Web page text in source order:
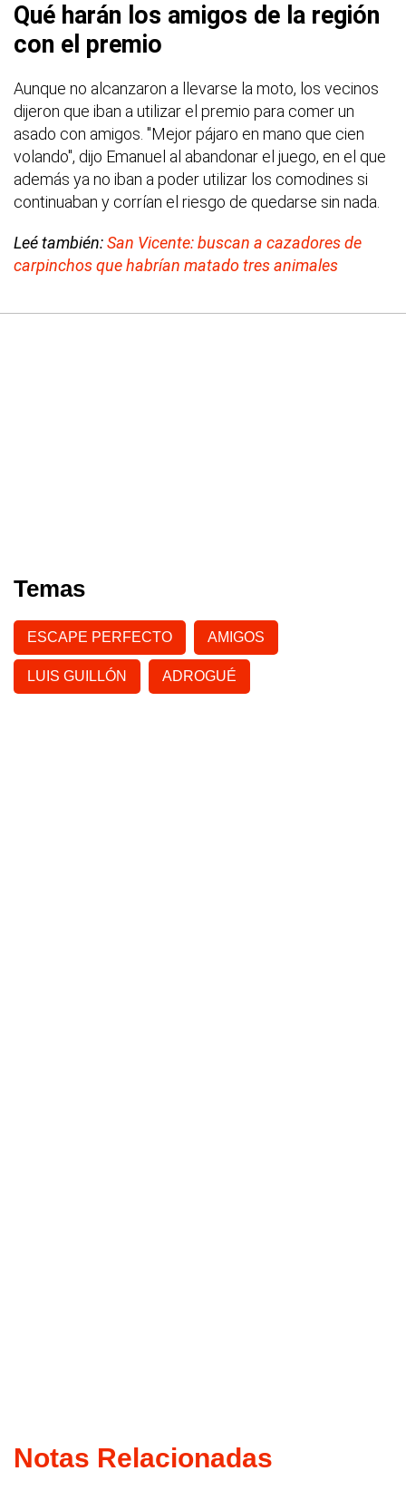
Qué harán los amigos de la región
con el premio
Aunque no alcanzaron a llevarse la moto, los vecinos
dijeron que iban a utilizar el premio para comer un
asado con amigos. "Mejor pájaro en mano que cien
volando", dijo Emanuel al abandonar el juego, en el que
además ya no iban a poder utilizar los comodines si
continuaban y corrían el riesgo de quedarse sin nada.
Leé también:San Vicente: buscan a cazadores de
carpinchos que habrían matado tres animales
Temas
ESCAPE PERFECTO AMIGOS
LUIS GUILLÓN ADROGUÉ
Notas Relacionadas